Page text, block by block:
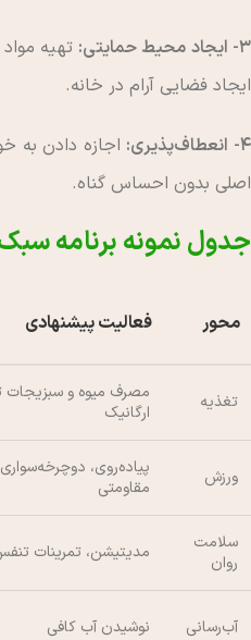
3- ایجاد محیط حمایتی: تهیه
ایجاد فضایی آرام در خانه.
4- انعطاف‌پذیری:
اجازه دادن به
اصلی بدون احساس گناه.
جدول نمونه برنامه
محور فعالیت پیشنهادی
تغذیه
مصرف میوه و سبزیجات
ارگانیک
ورزش
پیاده‌روی،
مقاومتی
سلامت
روان
مدیتیشن، تمرینات
آب‌رسانی نوشیدن آب کافی